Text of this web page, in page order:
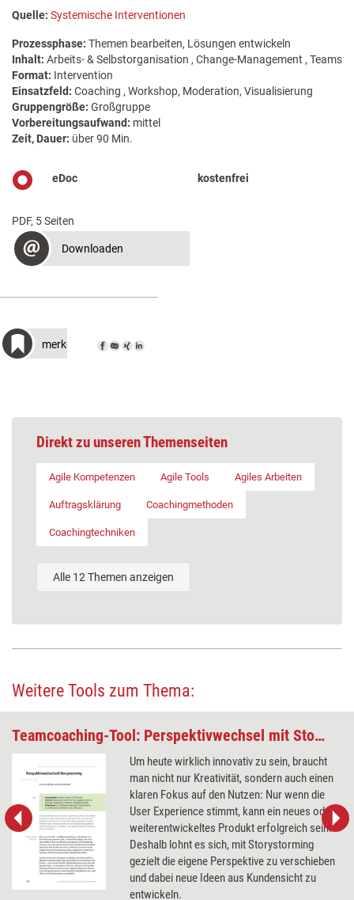
Quelle: Systemische Interventionen
Prozessphase: Themen bearbeiten, Lösungen entwickeln
Inhalt: Arbeits- & Selbstorganisation , Change-Management , Teams
Format: Intervention
Einsatzfeld: Coaching , Workshop, Moderation, Visualisierung
Gruppengröße: Großgruppe
Vorbereitungsaufwand: mittel
Zeit, Dauer: über 90 Min.
eDoc kostenfrei
PDF, 5 Seiten
Downloaden
merken
Direkt zu unseren Themenseiten
Agile Kompetenzen Agile Tools Agiles Arbeiten
Auftragsklärung Coachingmethoden
Coachingtechniken
Alle 12 Themen anzeigen
Weitere Tools zum Thema:
Teamcoaching-Tool: Perspektivwechsel mit Storystorming
Um heute wirklich innovativ zu sein, braucht
man nicht nur Kreativität, sondern auch einen
klaren Fokus auf den Nutzen: Nur wenn die
User Experience stimmt, kann ein neues oder
weiterentwickeltes Produkt erfolgreich sein.
Deshalb lohnt es sich, mit Storystorming
gezielt die eigene Perspektive zu verschieben
und dabei neue Ideen aus Kundensicht zu
entwickeln.